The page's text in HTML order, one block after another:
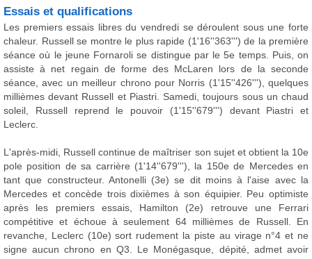
Essais et qualifications
Les premiers essais libres du vendredi se déroulent sous une forte
chaleur. Russell se montre le plus rapide (1'16''363''') de la première
séance où le jeune Fornaroli se distingue par le 5e temps. Puis, on
assiste à net regain de forme des McLaren lors de la seconde
séance, avec un meilleur chrono pour Norris (1'15''426'''), quelques
millièmes devant Russell et Piastri. Samedi, toujours sous un chaud
soleil, Russell reprend le pouvoir (1'15''679''') devant Piastri et
Leclerc.
L'après-midi, Russell continue de maîtriser son sujet et obtient la 10e
pole position de sa carrière (1'14''679'''), la 150e de Mercedes en
tant que constructeur. Antonelli (3e) se dit moins à l'aise avec la
Mercedes et concède trois dixièmes à son équipier. Peu optimiste
après les premiers essais, Hamilton (2e) retrouve une Ferrari
compétitive et échoue à seulement 64 millièmes de Russell. En
revanche, Leclerc (10e) sort rudement la piste au virage n°4 et ne
signe aucun chrono en Q3. Le Monégasque, dépité, admet avoir